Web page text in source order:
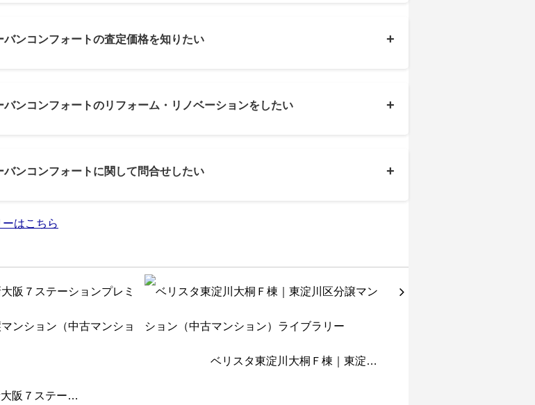
ンコンフォートの査定価格を知りたい +
ンコンフォートのリフォーム・リノベーションをしたい +
ンコンフォートに関して問合せしたい +
はこちら
阪７ステー…
ベリスタ東淀川大桐Ｆ棟｜東淀…